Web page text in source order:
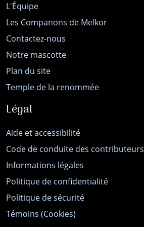
L'Équipe
Les Companons de Melkor
Contactez-nous
Notre mascotte
Plan du site
Temple de la renommée
Légal
Aide et accessibilité
Code de conduite des contributeurs
Informations légales
Politique de confidentialité
Politique de sécurité
Témoins (Cookies)